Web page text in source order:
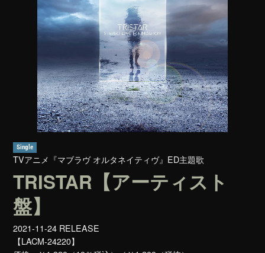
Single
TVアニメ『マブラヴ オルタネイティヴ』ED主題歌
TRISTAR【アーティスト
盤】
2021-11-24 RELEASE
【LACM-24220】